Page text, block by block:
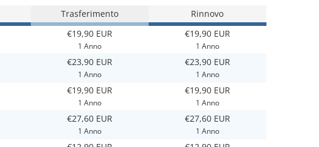
Trasferimento Rinnovo
€19,90 EUR
1 Anno
€19,90 EUR
1 Anno
€23,90 EUR
1 Anno
€23,90 EUR
1 Anno
€19,90 EUR
1 Anno
€19,90 EUR
1 Anno
€27,60 EUR
1 Anno
€27,60 EUR
1 Anno